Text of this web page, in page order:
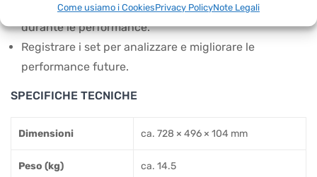
Come usiamo i CookiesPrivacy PolicyNote Legali
Utilizzare il controllo luci per migliorare l’atmosfera
durante le performance.
Registrare i set per analizzare e migliorare le
performance future.
SPECIFICHE TECNICHE
Dimensioni ca. 728 × 496 × 104 mm
Peso (kg) ca. 14.5